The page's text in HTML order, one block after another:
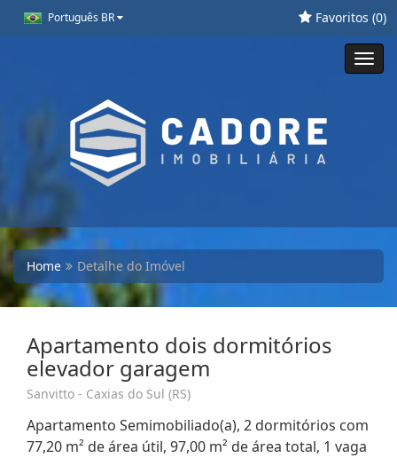
Português BR Favoritos (0)
Home Detalhe do Imóvel
Apartamento dois dormitórios
elevador garagem
Sanvitto - Caxias do Sul (RS)
Apartamento Semimobiliado(a), 2 dormitórios com
77,20 m² de área útil, 97,00 m² de área total, 1 vaga